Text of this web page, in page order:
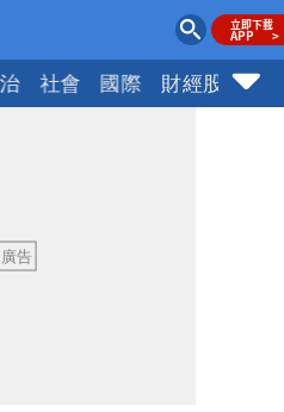
社會 國際 財經股市
壽90歲 畢生推動閱讀